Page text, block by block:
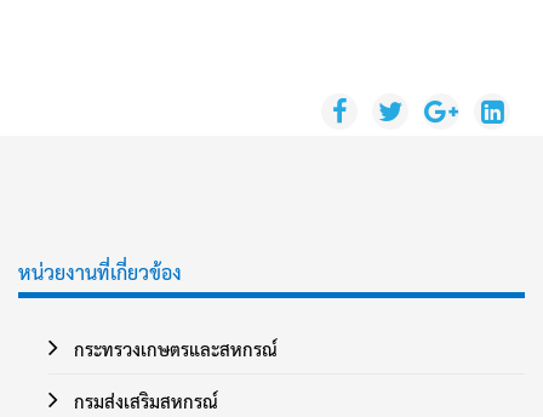
หน่วยงานที่เกี่ยวข้อง
กระทรวงเกษตรและสหกรณ์
กรมส่งเสริมสหกรณ์